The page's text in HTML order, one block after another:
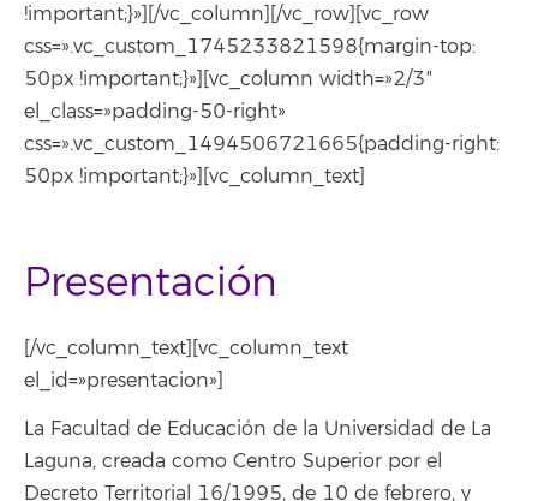
!important;}»][/vc_column][/vc_row][vc_row
css=».vc_custom_1745233821598{margin-top:
50px !important;}»][vc_column width=»2/3″
el_class=»padding-50-right»
css=».vc_custom_1494506721665{padding-right:
50px !important;}»][vc_column_text]
Presentación
[/vc_column_text][vc_column_text
el_id=»presentacion»]
La Facultad de Educación de la Universidad de La
Laguna, creada como Centro Superior por el
Decreto Territorial 16/1995, de 10 de febrero, y